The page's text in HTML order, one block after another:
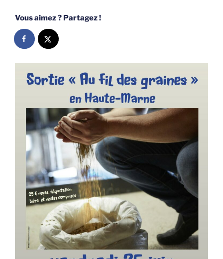
Vous aimez ? Partagez !